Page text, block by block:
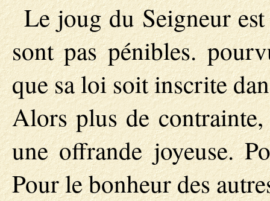
Le joug du Seigneur
sont pas pénibles.
que sa loi soit inscrite
Alors plus de
une offrande joyeuse.
Pour le bonheur des